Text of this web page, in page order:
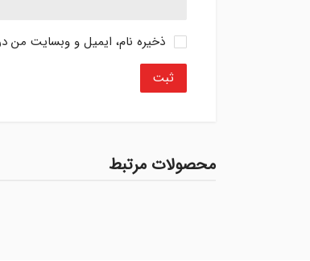
ذخیره نام، ایمیل و وبسایت من
محصولات مرتبط